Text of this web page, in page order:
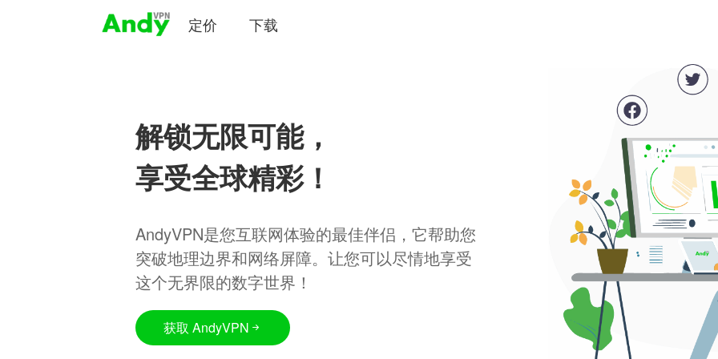
定价 下载
解锁无限可能，
享受全球精彩！
AndyVPN是您互联网体验的最佳伴侣，它帮助您
突破地理边界和网络屏障。让您可以尽情地享受
这个无界限的数字世界！
获取 AndyVPN